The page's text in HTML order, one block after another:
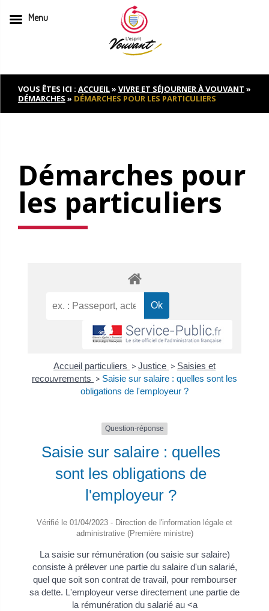
to
contentVOUS ÊTES ICI : ACCUEIL» VIVRE ET SÉJOURNER À VOUVANT »
DÉMARCHES » DÉMARCHES POUR LES PARTICULIERS
Démarches pour
les particuliers
Accueil particuliers > Justice > Saisies et
recouvrements > Saisie sur salaire : quelles sont les
obligations de l'employeur ?
Question-réponse
Saisie sur salaire : quelles
sont les obligations de
l'employeur ?
Vérifié le 01/04/2023 - Direction de l'information légale et
administrative (Première ministre)
La saisie sur rémunération (ou saisie sur salaire)
consiste à prélever une partie du salaire d'un salarié,
quel que soit son contrat de travail, pour rembourser
sa dette. L'employeur verse directement une partie de
la rémunération du salarié au <a
Menu